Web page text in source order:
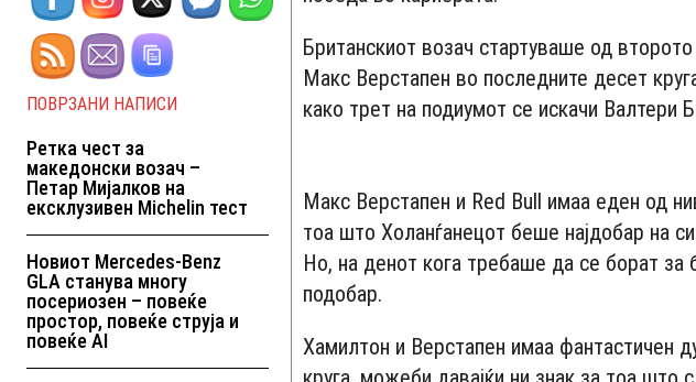
ПОВРЗАНИ НАПИСИ
Ретка чест за
македонски возач –
Петар Мијалков на
ексклузивен Michelin тест
Новиот Mercedes-Benz
GLA станува многу
посериозен – повеќе
простор, повеќе струја и
повеќе AI
Британскиот возач стартуваше од
Макс Верстапен во последните десет
како трет на подиумот се искачи Валтери
Макс Верстапен и Red Bull имаа еден од
тоа што Холанѓанецот беше најдобар на
Но, на денот кога требаше да се борат
подобар.
Хамилтон и Верстапен имаа фантастичен